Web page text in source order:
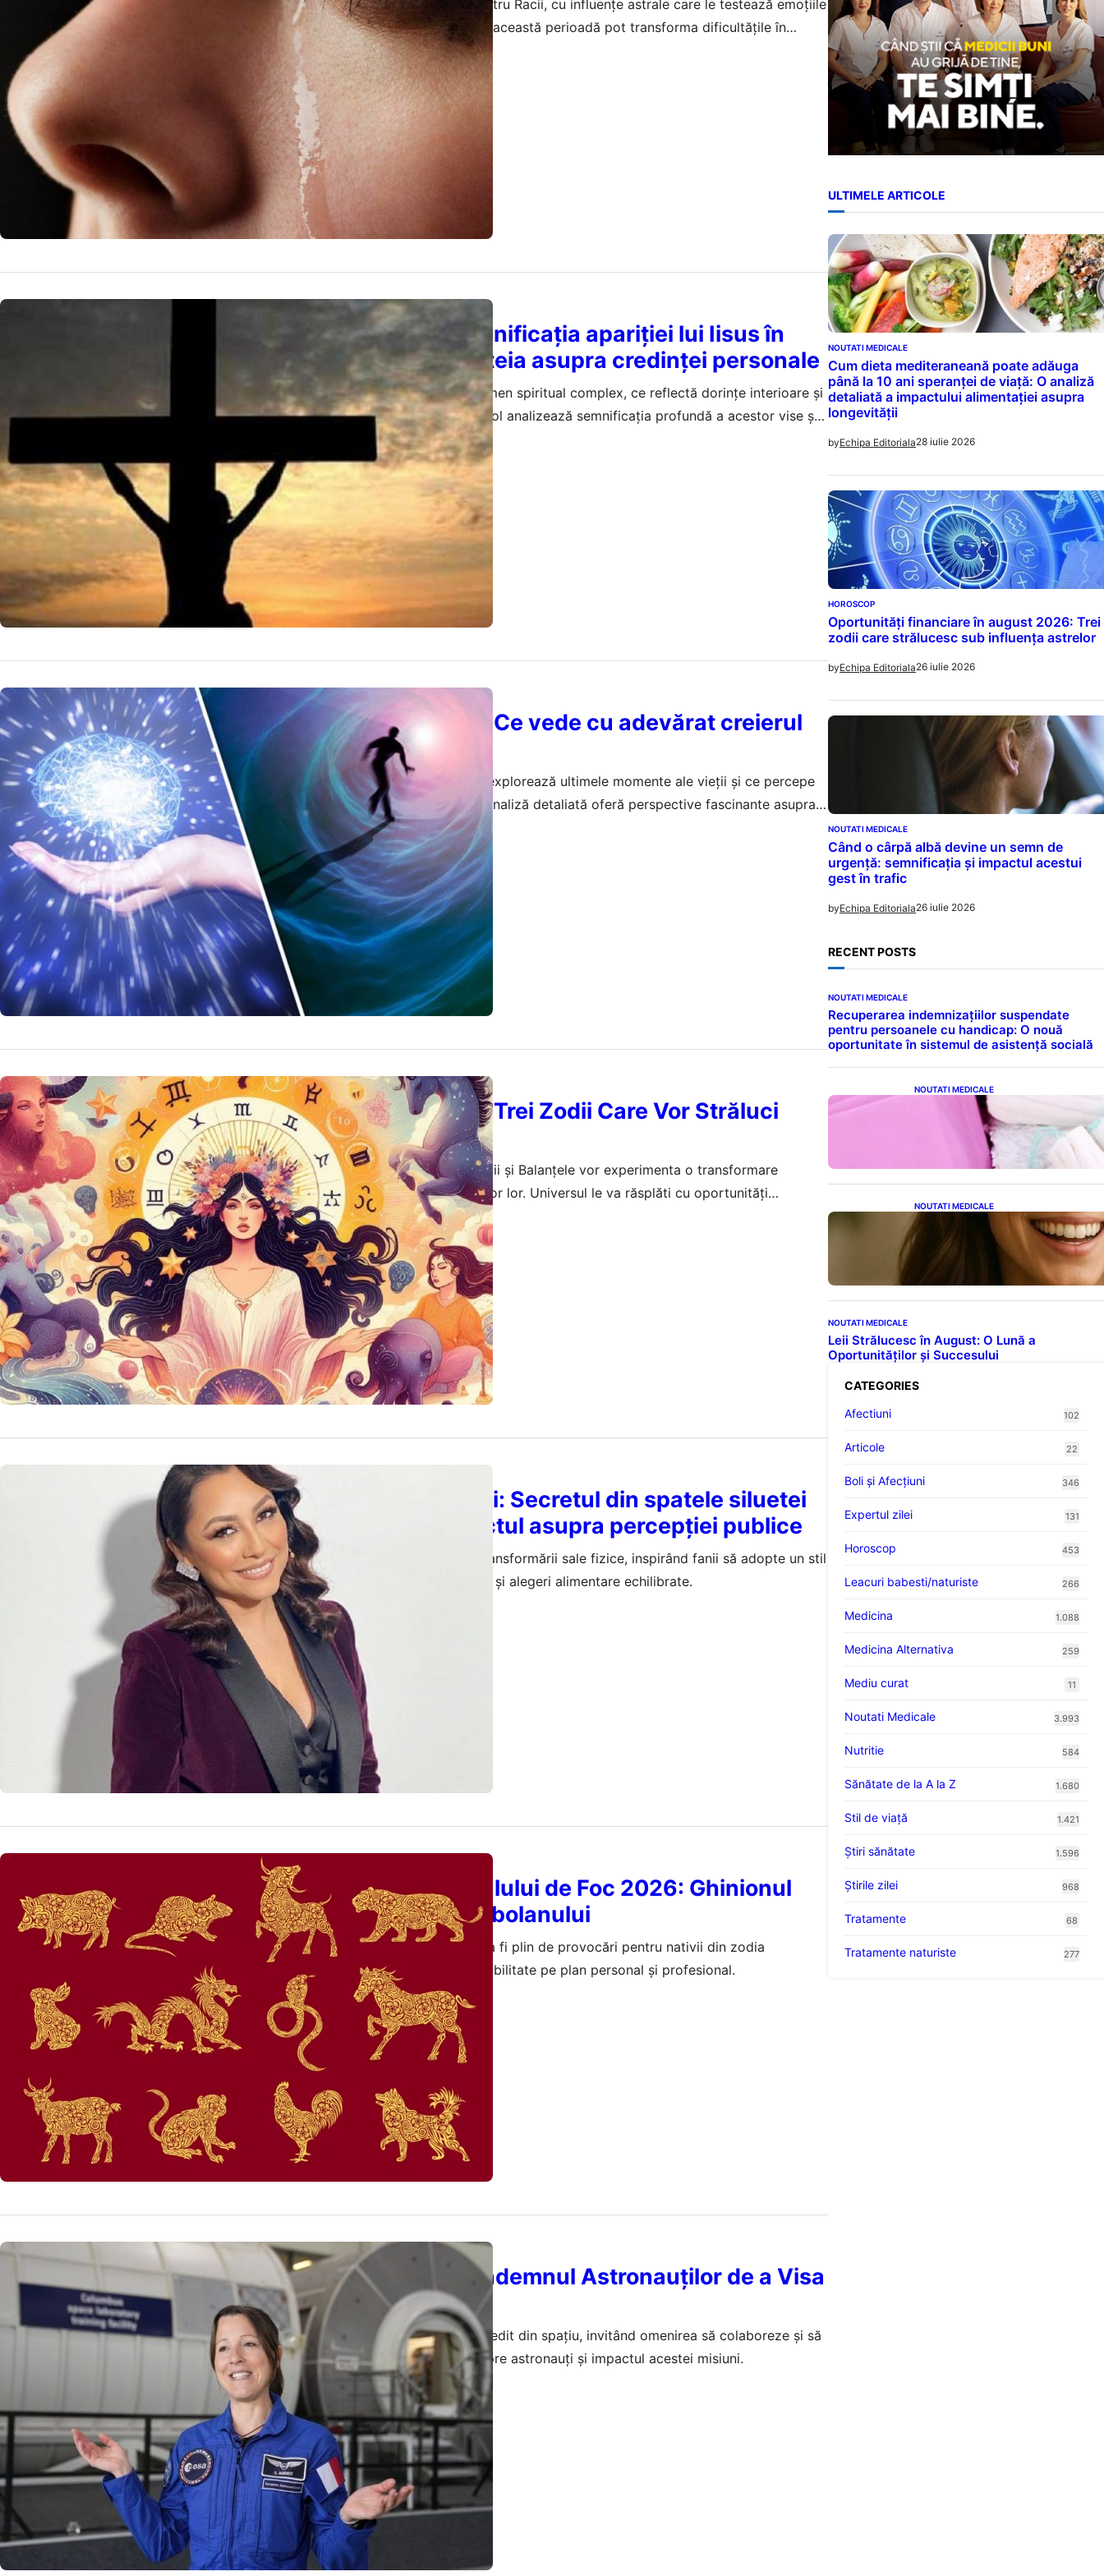
Martie va fi o lună provocatoare pentru Racii, cu influențe astrale care le testează emoțiile
și relațiile. Lecțiile karmice aduse de această perioadă pot transforma dificultățile în
oportunități de creștere personală.
by Echipa Editoriala 14 februarie 2026
NOUTATI MEDICALE
Revelația divină: Semnificația apariției lui Iisus în
vise și impactul acesteia asupra credinței personale
Apariția lui Iisus în vise este un fenomen spiritual complex, ce reflectă dorințe interioare și
căutări ale credincioșilor. Acest articol analizează semnificația profundă a acestor vise și
impactul lor asupra vieții spirituale.
14 februarie 2026
NOUTATI MEDICALE
Între mister și știință: Ce vede cu adevărat creierul
înainte de moarte?
Cercetările recente din neuroștiință explorează ultimele momente ale vieții și ce percepe
creierul înainte de moarte. Această analiză detaliată oferă perspective fascinante asupra
experiențelor de moarte iminentă.
Echipa Editoriala14 februarie 2026
HOROSCOP
Revelația Zodiacului: Trei Zodii Care Vor Străluci
După 8 Martie
După 8 martie 2026, Scorpionii, Peștii și Balanțele vor experimenta o transformare
profundă, culegând roadele eforturilor lor. Universul le va răsplăti cu oportunități
valoroase care vor influența pozitiv cariera și viața personală.
by Echipa Editoriala14 februarie 2026
NOUTATI MEDICALE
Transformarea Andrei: Secretul din spatele siluetei
sale tonifiate și impactul asupra percepției publice
Andra Măruță a dezvăluit secretul transformării sale fizice, inspirând fanii să adopte un stil
de viață sănătos, bazat pe disciplină și alegeri alimentare echilibrate.
Echipa Editoriala14 februarie 2026
Provocările Anului Calului de Foc 2026: Ghinionul
Nativilor din Zodia Șobolanului
Anul Calului de Foc 2026 se anunță a fi plin de provocări pentru nativii din zodia
Șobolanului, aducând ghinion și instabilitate pe plan personal și profesional.
byEchipa Editoriala 14 februarie 2026
NOUTATI MEDICALE
Mesajul Din Spațiu: Îndemnul Astronauților de a Visa
Măreț
Misiunea Crew-12 aduce un mesaj inedit din spațiu, invitând omenirea să colaboreze și să
viseze măreț. Descoperă detalii despre astronauți și impactul acestei misiuni.
byEchipa Editoriala 13 februarie 2026
ULTIMELE ARTICOLE
NOUTATI MEDICALE
Cum dieta mediteraneană poate adăuga
până la 10 ani speranței de viață: O analiză
detaliată a impactului alimentației asupra
longevității
byEchipa Editoriala28 iulie 2026
HOROSCOP
Oportunități financiare în august 2026: Trei
zodii care strălucesc sub influența astrelor
byEchipa Editoriala26 iulie 2026
NOUTATI MEDICALE
Când o cârpă albă devine un semn de
urgență: semnificația și impactul acestui
gest în trafic
byEchipa Editoriala26 iulie 2026
RECENT POSTS
NOUTATI MEDICALE
Recuperarea indemnizațiilor suspendate
pentru persoanele cu handicap: O nouă
oportunitate în sistemul de asistență socială
NOUTATI MEDICALE
Tampoanele menstruale: O
analiză profundă a riscurilor
legate de metale toxice
NOUTATI MEDICALE
Ceaiul – Băutura care
protejează inima: Descoperiri
recente despre beneficiile
consumului zilnic
NOUTATI MEDICALE
Leii Strălucesc în August: O Lună a
Oportunităților și Succesului
CATEGORIES
Afectiuni
102
Articole 22
Boli și Afecțiuni 346
Expertul zilei 131
Horoscop 453
Leacuri babesti/naturiste 266
Medicina 1.088
Medicina Alternativa 259
Mediu curat 11
Noutati Medicale 3.993
Nutritie 584
Sănătate de la A la Z 1.680
Stil de viaţă 1.421
Ştiri sănătate 1.596
Știrile zilei 968
Tratamente 68
Tratamente naturiste 277